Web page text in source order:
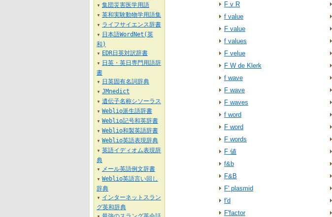
F v R
f value
F value
f values
F velue
F W de Klerk
f wave
F wave
F waves
f word
F word
F words
F 値
f&b
F&B
F' plasmid
f'd
F'factor
▼ 集団災害医学用語
▼ 英和実験動物学用語集
▼ ライフサイエンス辞書
▼
日本語WordNet(英
和)
▼ EDR日英対訳辞書
▼
日英・英日専門用語辞
書
▼ 日英固有名詞辞典
▼ JMnedict
▼ 遺伝子名称シソーラス
▼ Weblio派生語辞書
▼ Weblio記号和英辞書
▼ Weblio和製英語辞書
▼ Weblio英語表現辞典
▼ 英語イディオム表現辞
典
▼ メール英語例文辞書
▼ Weblio英語言い回し
辞典
▼
インターネットスラン
グ英和辞典